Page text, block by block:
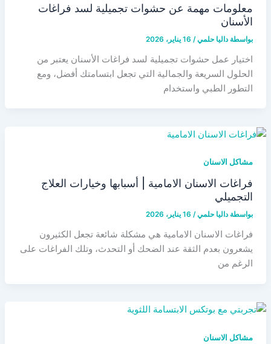
معلومات مهمة عن حشوات تجميلية لسد فراغات
الأسنان
بواسطة داليا حلمي/ 16 يناير، 2026
اختيار عمل حشوات تجميلية لسد فراغات الأسنان يعتبر من
الحلول السريعة والجمالية التي تجعل ابتسامتك أفضل، ومع
التطور الطبي واستخدام
مشاكل الاسنان
فراغات الاسنان الامامية | أسبابها وخيارات العلاج
التجميلي
بواسطة داليا حلمي/ 16 يناير، 2026
فراغات الاسنان الامامية هي مشكلة شائعة تجعل الكثيرون
يشعرون بعدم الثقة عند الضحك أو التحدث، وتلك الفراغات على
الرغم من
مشاكل الاسنان